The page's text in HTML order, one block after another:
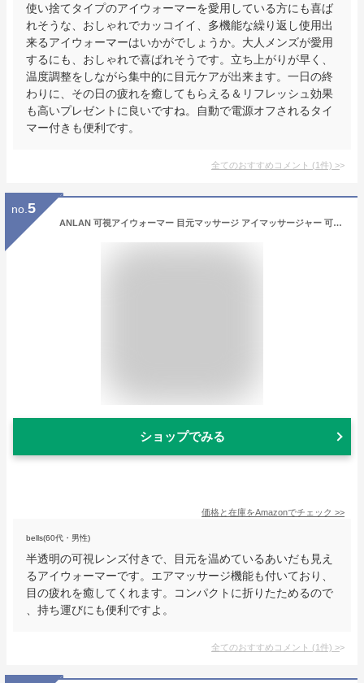
使い捨てタイプのアイウォーマーを愛用している方にも喜ば
れそうな、おしゃれでカッコイイ、多機能な繰り返し使用出
来るアイウォーマーはいかがでしょうか。大人メンズが愛用
するにも、おしゃれで喜ばれそうです。立ち上がりが早く、
温度調整をしながら集中的に目元ケアが出来ます。一日の終
わりに、その日の疲れを癒してもらえる＆リフレッシュ効果
も高いプレゼントに良いですね。自動で電源オフされるタイ
マー付きも便利です。
全てのおすすめコメント (1件) >
no. 5
ANLAN 可視アイウォーマー 目元マッサージ アイマッサージャー 可視レンズ付き 4つモード 42℃温熱ケア 振動エステ エアマッサージ 音楽再生 USB充電 15分自動オフ 男女兼用 母の日 プレゼント ギフト 誕生日 父の日 敬老の日
ショップでみる
価格と在庫をAmazonでチェック >>
bells(60代・男性)
半透明の可視レンズ付きで、目元を温めているあいだも見え
るアイウォーマーです。エアマッサージ機能も付いており、
目の疲れを癒してくれます。コンパクトに折りたためるので
、持ち運びにも便利ですよ。
全てのおすすめコメント (1件) >